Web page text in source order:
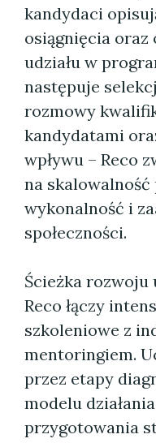
kandydaci
osiągnięcia
udziału w
następuje
rozmowy
kandydatami
wpływu – Reco
na skalowalność
wykonalność i
społeczności.
Ścieżka
Reco łączy
szkoleniowe z
mentoringiem.
przez etapy
modelu
przygotowania